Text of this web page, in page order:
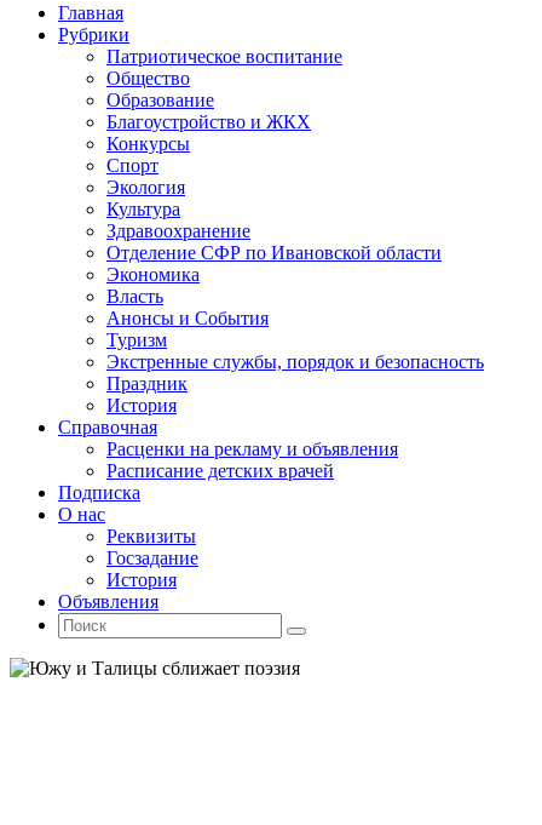
Промотать
содержимому
Главная
Рубрики
Патриотическое воспитание
Общество
Образование
Благоустройство и ЖКХ
Конкурсы
Спорт
Экология
Культура
Здравоохранение
Отделение СФР по Ивановской области
Экономика
Власть
Анонсы и События
Туризм
Экстренные службы, порядок и безопасность
Праздник
История
Справочная
Расценки на рекламу и объявления
Расписание детских врачей
Подписка
О нас
Реквизиты
Госзадание
История
Объявления
Поиск
Искать:
Поиск